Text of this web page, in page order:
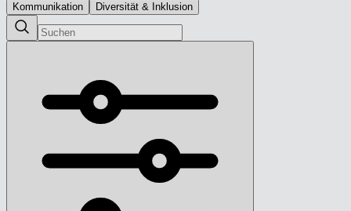
Kommunikation
Diversität & Inklusion